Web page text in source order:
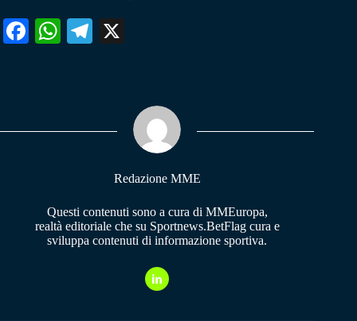
Fa W
pp
Te
m
Redazione MME
Questi contenuti sono a cura di MMEuropa,
realtà editoriale che su Sportnews.BetFlag cura e
sviluppa contenuti di informazione sportiva.